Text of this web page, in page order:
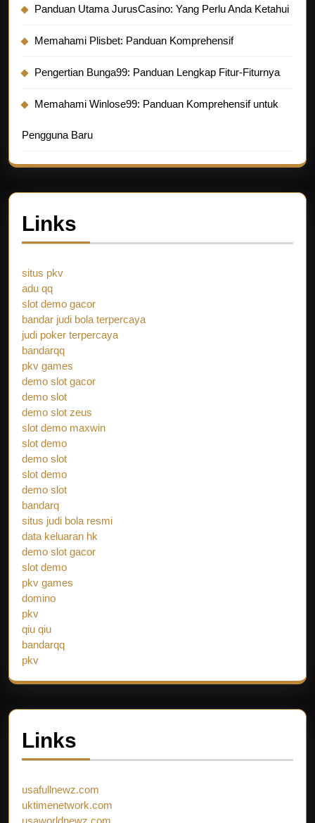
Panduan Utama JurusCasino: Yang Perlu Anda Ketahui
Memahami Plisbet: Panduan Komprehensif
Pengertian Bunga99: Panduan Lengkap Fitur-Fiturnya
Memahami Winlose99: Panduan Komprehensif untuk
Pengguna Baru
Links
situs pkv
adu qq
slot demo gacor
bandar judi bola terpercaya
judi poker terpercaya
bandarqq
pkv games
demo slot gacor
demo slot
demo slot zeus
slot demo maxwin
slot demo
demo slot
slot demo
demo slot
bandarq
situs judi bola resmi
data keluaran hk
demo slot gacor
slot demo
pkv games
domino
pkv
qiu qiu
bandarqq
pkv
Links
usafullnewz.com
uktimenetwork.com
usaworldnewz.com